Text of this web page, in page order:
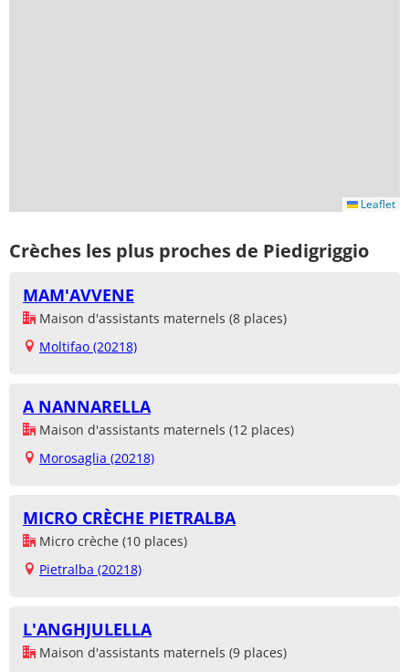
Leaflet
Crèches les plus proches de Piedigriggio
MAM'AVVENE
Maison d'assistants maternels (8 places)
Moltifao (20218)
A NANNARELLA
Maison d'assistants maternels (12 places)
Morosaglia (20218)
MICRO CRÈCHE PIETRALBA
Micro crèche (10 places)
Pietralba (20218)
L'ANGHJULELLA
Maison d'assistants maternels (9 places)